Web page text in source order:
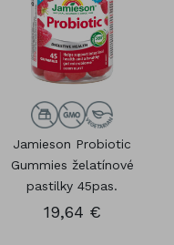
Jamieson Probiotic
Gummies želatínové
pastilky 45pas.
19,64 €